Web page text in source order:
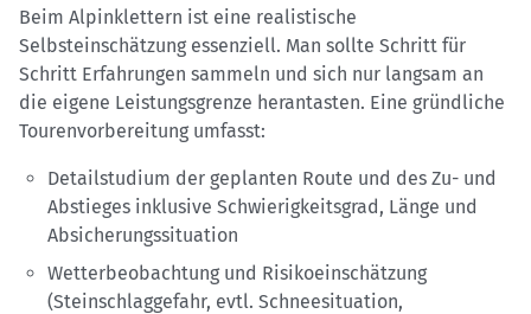
Beim Alpinklettern ist eine realistische
Selbsteinschätzung essenziell. Man sollte Schritt für
Schritt Erfahrungen sammeln und sich nur langsam an
die eigene Leistungsgrenze herantasten. Eine gründliche
Tourenvorbereitung umfasst:
Detailstudium der geplanten Route und des Zu- und
Abstieges inklusive Schwierigkeitsgrad, Länge und
Absicherungssituation
Wetterbeobachtung und Risikoeinschätzung
(Steinschlaggefahr, evtl. Schneesituation,